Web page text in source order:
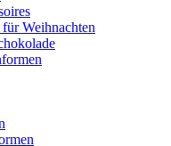
Weihnachten